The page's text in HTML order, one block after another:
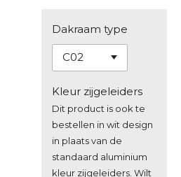
Dakraam type
Kleur zijgeleiders
Dit product is ook te
bestellen in wit design
in plaats van de
standaard aluminium
kleur zijgeleiders. Wilt